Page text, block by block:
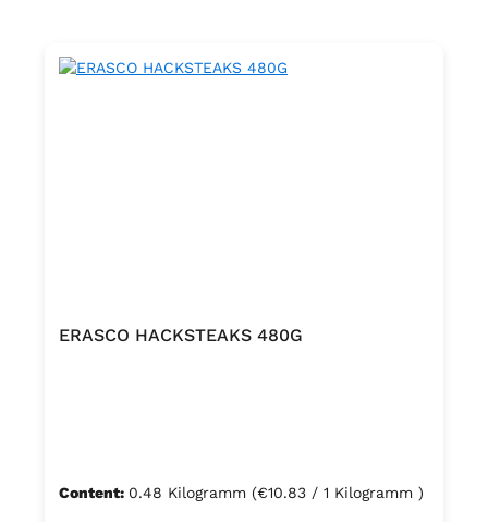
ERASCO HACKSTEAKS 480G
Content: 0.48 Kilogramm (€10.83 / 1 Kilogramm )